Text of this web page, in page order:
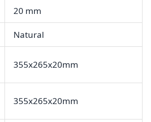
20 mm
Natural
355x265x20mm
355x265x20mm